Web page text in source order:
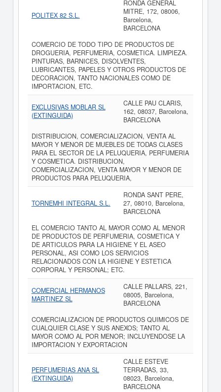
POLITEX 82 S.L.
RONDA GENERAL
MITRE, 172, 08006,
Barcelona,
BARCELONA
COMERCIO DE TODO TIPO DE PRODUCTOS DE
DROGUERIA, PERFUMERIA, COSMETICA. LIMPIEZA.
PINTURAS, BARNICES, DISOLVENTES,
LUBRICANTES, PAPELES Y OTROS PRODUCTOS DE
DECORACION, TANTO NACIONALES COMO DE
IMPORTACION, ETC.
EXCLUSIVAS MOBLAR SL
(EXTINGUIDA)
CALLE PAU CLARIS,
162, 08037, Barcelona,
BARCELONA
DISTRIBUCION, COMERCIALIZACION, VENTA AL
MAYOR Y MENOR DE MUEBLES DE TODAS CLASES
PARA EL SECTOR DE LA PELUQUERIA, PERFUMERIA
Y COSMETICA. DISTRIBUCION,
COMERCIALIZACION, VENTA MAYOR Y MENOR DE
PRODUCTOS PARA PELUQUERIA,
TORNEMHI INTEGRAL S.L.
RONDA SANT PERE,
27, 08010, Barcelona,
BARCELONA
EL COMERCIO TANTO AL MAYOR COMO AL MENOR
DE PRODUCTOS DE PERFUMERIA, COSMETICA Y
DE ARTICULOS PARA LA HIGIENE Y EL ASEO
PERSONAL, ASI COMO LOS SERVICIOS
RELACIONADOS CON LA HIGIENE Y ESTETICA
CORPORAL Y PERSONAL; ETC.
COMERCIAL HERMANOS
MARTINEZ SL
CALLE PALLARS, 221,
08005, Barcelona,
BARCELONA
COMERCIALIZACION DE PRODUCTOS QUIMICOS DE
CUALQUIER CLASE Y SUS ANEXOS; TANTO AL
MAYOR COMO AL POR MENOR; INCLUYENDOSE LA
IMPORTACION Y EXPORTACION
PERFUMERIAS ANA SL
(EXTINGUIDA)
CALLE ESTEVE
TERRADAS, 33,
08023, Barcelona,
BARCELONA